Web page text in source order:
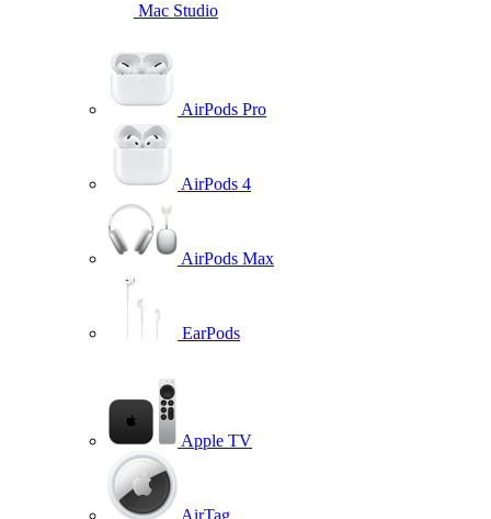
Mac Studio
AirPods Pro
AirPods 4
AirPods Max
EarPods
Apple TV